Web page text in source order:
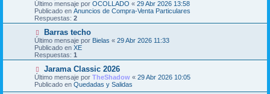
s
a
j
e
e
v
o
m
e
n
s
a
e
Último mensaje por OCOLLADO « 29 Abr 2026 13:58
Publicado en Anuncios de Compra-Venta Particulares
Respuestas: 2
N
u
e
v
o
m
e
n
s
Barras techo
Último mensaje por Bielas « 29 Abr 2026 11:33
Publicado en XE
Respuestas: 1
N
u
e
v
Jarama Classic 2026
Último mensaje por TheShadow « 29 Abr 2026 10:05
Publicado en Quedadas y Salidas